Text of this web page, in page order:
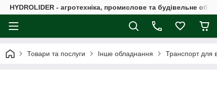
HYDROLIDER - агротехніка, промислове та будівельне
Товари та послуги Інше обладнання Транспорт для